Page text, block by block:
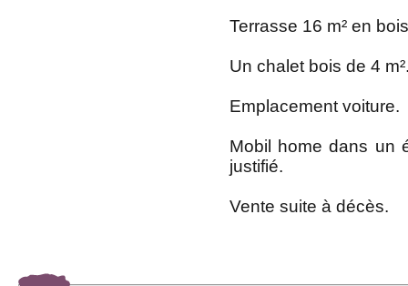
Terrasse 16 m² en
Un chalet bois de 4
Emplacement voiture.
Mobil home dans un
justifié.
Vente suite à décès.